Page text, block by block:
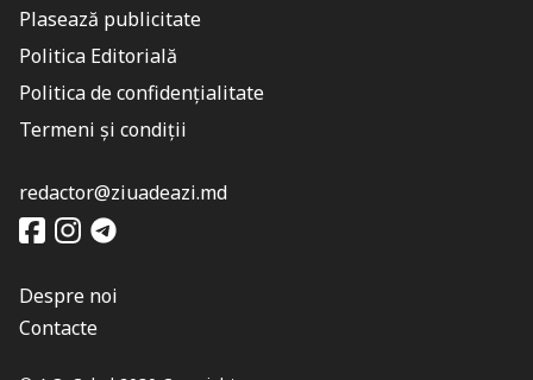
Plasează publicitate
Politica Editorială
Politica de confidențialitate
Termeni și condiții
redactor@ziuadeazi.md
Despre noi
Contacte